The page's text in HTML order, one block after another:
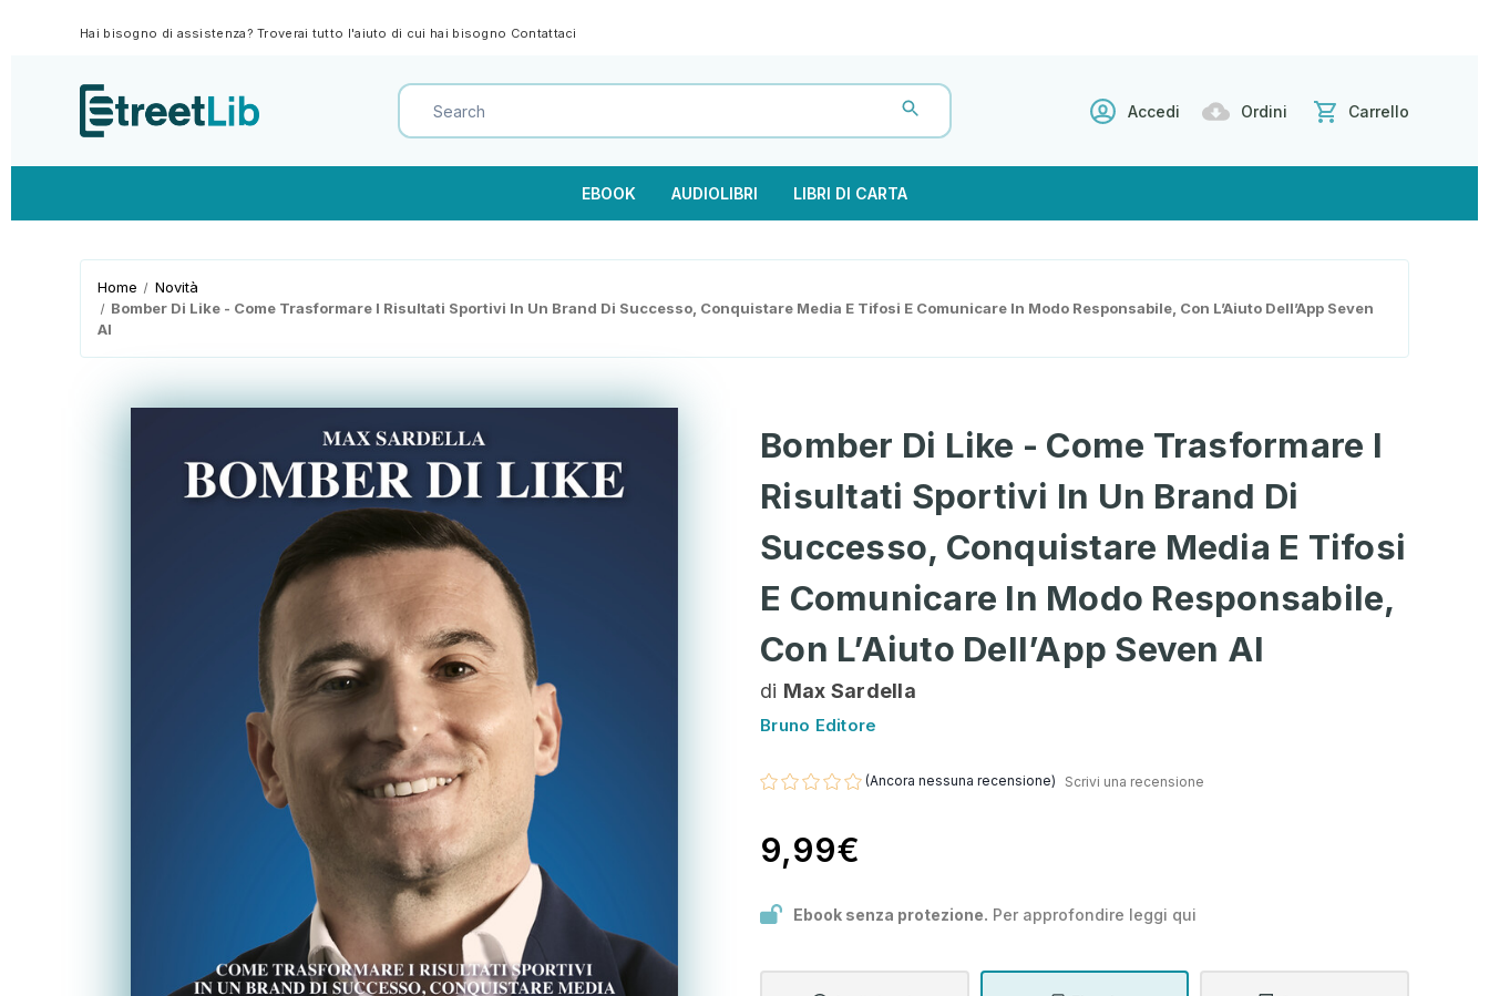
Hai bisogno di assistenza? Troverai tutto l'aiuto di cui hai bisogno Contattaci
Accedi Ordini Carrello
EBOOK AUDIOLIBRI LIBRI DI CARTA
Home
Novità
Bomber Di Like - Come Trasformare I Risultati Sportivi In Un Brand Di Successo, Conquistare Media E Tifosi E Comunicare In Modo Responsabile, Con L’Aiuto Dell’App Seven
AI
Bomber Di Like - Come Trasformare I
Risultati Sportivi In Un Brand Di
Successo, Conquistare Media E Tifosi
E Comunicare In Modo Responsabile,
Con L’Aiuto Dell’App Seven AI
di Max Sardella
Bruno Editore
(Ancora nessuna recensione) Scrivi una recensione
9,99€
Ebook senza protezione. Per approfondire leggi qui